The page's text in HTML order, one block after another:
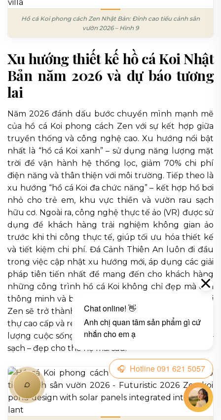
Hồ cá Koi phong cách Zen Nhật Bản: Đỉnh cao tiểu cảnh sân
vườn 2026 – Hình 9
Xu hướng thiết kế hồ cá Koi Nhật
Bản năm 2026 và dự báo tương
lai
Năm 2026 đánh dấu bước chuyển mình mạnh mẽ
của hồ cá Koi phong cách Zen với sự kết hợp giữa
truyền thống và công nghệ cao. Xu hướng nổi bật
nhất là “hồ cá Koi xanh” – sử dụng năng lượng mặt
trời để vận hành hệ thống lọc, giảm 70% chi phí
điện năng và thân thiện với môi trường. Tiếp theo là
xu hướng “hồ cá Koi đa chức năng” – kết hợp hồ bơi
nhỏ cho trẻ em, khu vực thiền và vườn rau sạch
hữu cơ. Ngoài ra, công nghệ thực tế ảo (VR) được sử
dụng để khách hàng trải nghiệm không gian ảo
trước khi thi công thực tế, giúp tối ưu hóa thiết kế
và tiết kiệm chi phí. Đá Cảnh Thiên An luôn đi đầu
trong việc cập nhật xu hướng mới, áp dụng các giải
pháp tiên tiến nhất để mang đến cho khách hàng
những công trình hồ cá Koi không chỉ đẹp mà còn
thông minh và bền vững. Trong tương lai, hồ cá Koi
Zen sẽ trở thành tiêu chuẩn bắt buộc cho mọi biệt
thự cao cấp và resort 5 sao, góp phần nâng tầm chất
lượng cuộc sống và bảo vệ môi trường sống xanh –
sạch – đẹp cho thế hệ mai sau.